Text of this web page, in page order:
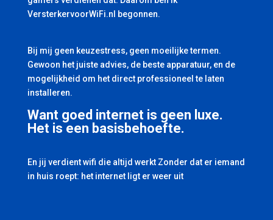
VersterkervoorWiFi.nl begonnen.
Bij mij geen keuzestress, geen moeilijke termen.
Gewoon het juiste advies, de beste apparatuur, en de
mogelijkheid om het direct professioneel te laten
installeren.
Want goed internet is geen luxe.
Het is een basisbehoefte.
En jij verdient wifi die altijd werkt Zonder dat er iemand
in huis roept: het internet ligt er weer uit